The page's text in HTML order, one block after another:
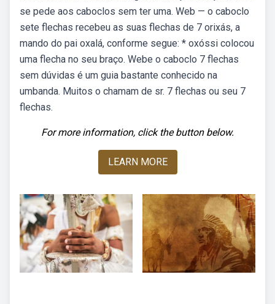
se pede aos caboclos sem ter uma. Web — o caboclo
sete flechas recebeu as suas flechas de 7 orixás, a
mando do pai oxalá, conforme segue: * oxóssi colocou
uma flecha no seu braço. Webe o caboclo 7 flechas
sem dúvidas é um guia bastante conhecido na
umbanda. Muitos o chamam de sr. 7 flechas ou seu 7
flechas.
For more information, click the button below.
LEARN MORE